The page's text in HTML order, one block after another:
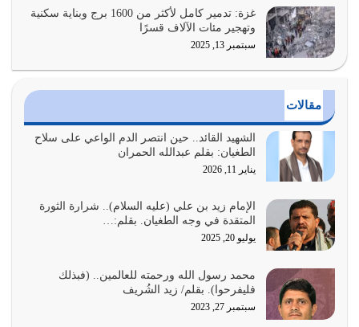
يوليو 25, 2026
الدين الذي شرعه الله لا يجوز أن يخضع لآرائنا وأهوائنا
أي أمة تتفرق في الدين وتتفرق في كيانها معناه أنها أصبحت
أمة عاجزة عن النهوض…
يوليو 23, 2026
بحبل الله جميعاً وليس كل…
يوليو 22, 2026
يشاء ويذل من يشاء
يوليو 21, 2026
غزة: تدمير كامل لأكثر من 1600 برج وبناية سكنية
وتهجير مئات الآلاف قسرًا
سبتمبر 13, 2025
مقالات
الشهيد القائد.. حين انتصر الدم الواعي على سلاح
الطغيان: بقلم عبدالله الحمران
يناير 11, 2026
الإمام زيد بن علي (عليه السلام).. شرارة الثورة
المتقدة في وجه الطغيان. بقلم:…
يوليو 20, 2025
محمد رسول الله ورحمته للعالمين.. (فبذلك
فليفرحوا). بقلم/ زيد الشُريف
سبتمبر 27, 2023